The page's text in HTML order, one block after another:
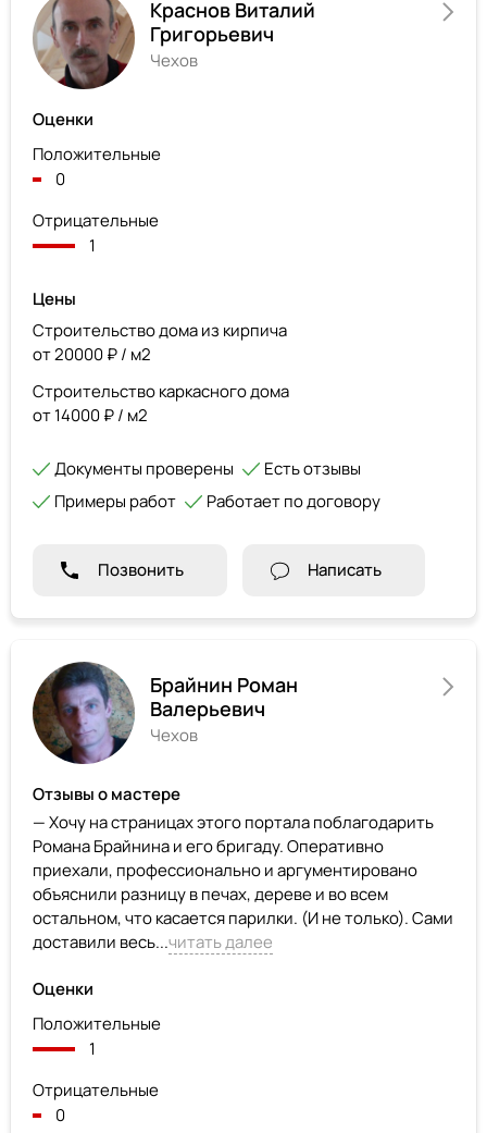
Краснов Виталий
Григорьевич
Чехов
Оценки
Положительные
0
Отрицательные
1
Цены
Строительство дома из кирпича
от 20000 ₽ / м2
Строительство каркасного дома
от 14000 ₽ / м2
Документы проверены
Есть отзывы
Примеры работ
Работает по договору
Позвонить Написать
Брайнин Роман
Валерьевич
Чехов
Отзывы о мастере
— Хочу на страницах этого портала поблагодарить
Романа Брайнина и его бригаду. Оперативно
приехали, профессионально и аргументировано
объяснили разницу в печах, дереве и во всем
остальном, что касается парилки. (И не только). Сами
доставили весь...читать далее
Оценки
Положительные
1
Отрицательные
0